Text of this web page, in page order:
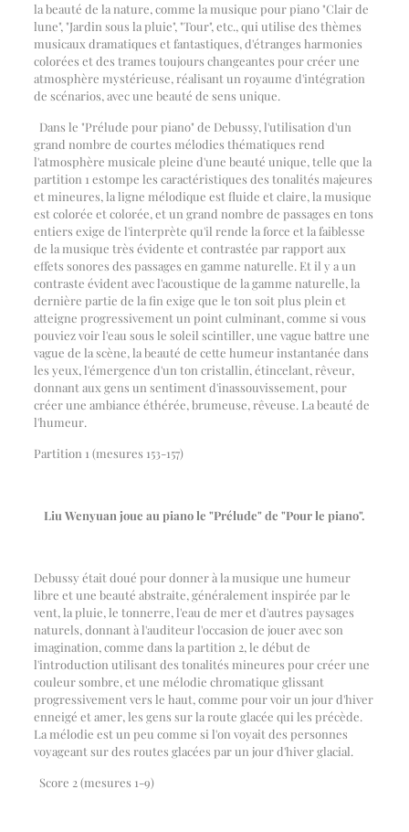
la beauté de la nature, comme la musique pour piano "Clair de
lune", "Jardin sous la pluie", "Tour", etc., qui utilise des thèmes
musicaux dramatiques et fantastiques, d'étranges harmonies
colorées et des trames toujours changeantes pour créer une
atmosphère mystérieuse, réalisant un royaume d'intégration
de scénarios, avec une beauté de sens unique.
Dans le "Prélude pour piano" de Debussy, l'utilisation d'un
grand nombre de courtes mélodies thématiques rend
l'atmosphère musicale pleine d'une beauté unique, telle que la
partition 1 estompe les caractéristiques des tonalités majeures
et mineures, la ligne mélodique est fluide et claire, la musique
est colorée et colorée, et un grand nombre de passages en tons
entiers exige de l'interprète qu'il rende la force et la faiblesse
de la musique très évidente et contrastée par rapport aux
effets sonores des passages en gamme naturelle. Et il y a un
contraste évident avec l'acoustique de la gamme naturelle, la
dernière partie de la fin exige que le ton soit plus plein et
atteigne progressivement un point culminant, comme si vous
pouviez voir l'eau sous le soleil scintiller, une vague battre une
vague de la scène, la beauté de cette humeur instantanée dans
les yeux, l'émergence d'un ton cristallin, étincelant, rêveur,
donnant aux gens un sentiment d'inassouvissement, pour
créer une ambiance éthérée, brumeuse, rêveuse. La beauté de
l'humeur.
Partition 1 (mesures 153-157)
Liu Wenyuan joue au piano le "Prélude" de "Pour le piano".
Debussy était doué pour donner à la musique une humeur
libre et une beauté abstraite, généralement inspirée par le
vent, la pluie, le tonnerre, l'eau de mer et d'autres paysages
naturels, donnant à l'auditeur l'occasion de jouer avec son
imagination, comme dans la partition 2, le début de
l'introduction utilisant des tonalités mineures pour créer une
couleur sombre, et une mélodie chromatique glissant
progressivement vers le haut, comme pour voir un jour d'hiver
enneigé et amer, les gens sur la route glacée qui les précède.
La mélodie est un peu comme si l'on voyait des personnes
voyageant sur des routes glacées par un jour d'hiver glacial.
Score 2 (mesures 1-9)